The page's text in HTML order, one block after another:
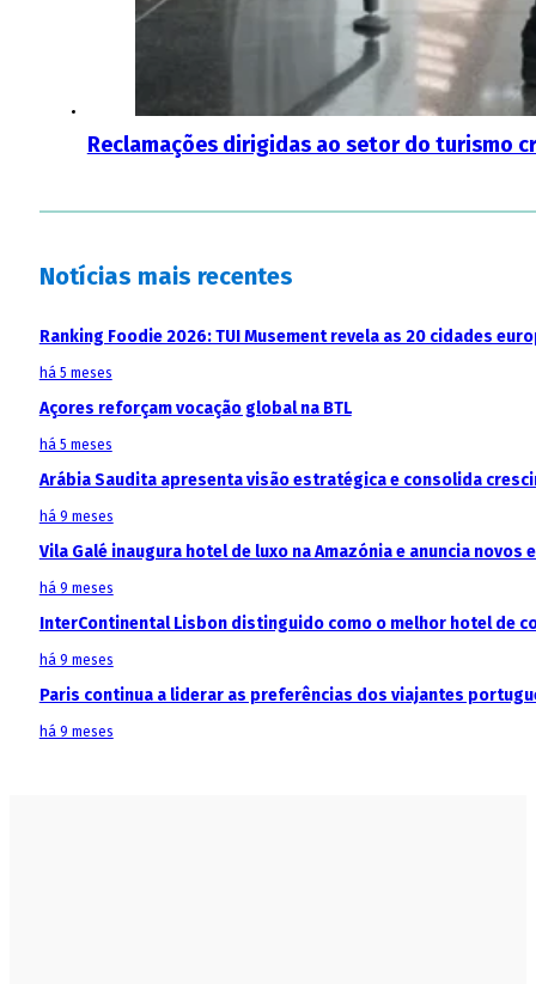
Reclamações dirigidas ao setor do turismo
Notícias mais recentes
Ranking Foodie 2026: TUI Musement revela as 20 cidades
há 5 meses
Açores reforçam vocação global na BTL
há 5 meses
Arábia Saudita apresenta visão estratégica e consolida
há 9 meses
Vila Galé inaugura hotel de luxo na Amazónia e anuncia
há 9 meses
InterContinental Lisbon distinguido como o melhor hotel de
há 9 meses
Paris continua a liderar as preferências dos viajantes
há 9 meses